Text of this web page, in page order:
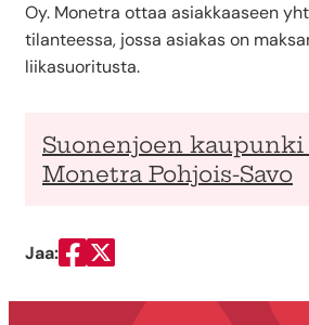
Oy. Monetra ottaa asiakkaaseen
tilanteessa, jossa asiakas on
liikasuoritusta.
Suonenjoen kaupunki
Monetra Pohjois-Savo
Jaa:
Jaa Facebookissa
Jaa Twitterissä